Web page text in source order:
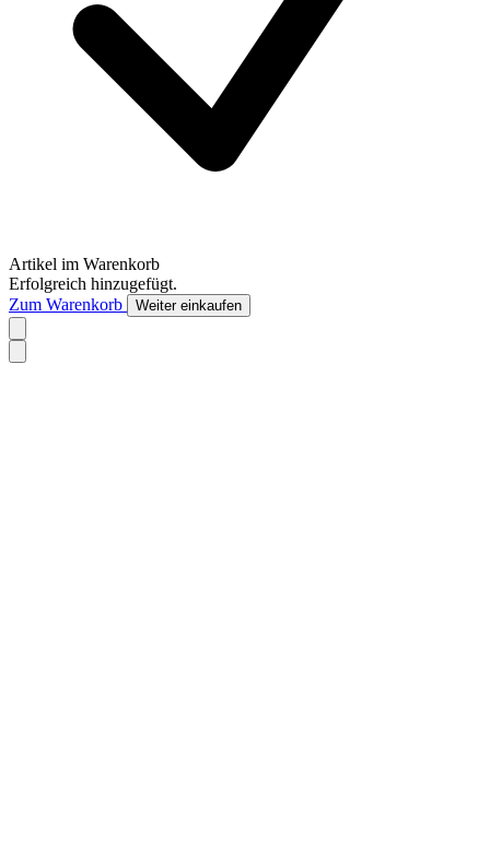
Artikel im Warenkorb
Erfolgreich hinzugefügt.
Zum Warenkorb
Weiter einkaufen